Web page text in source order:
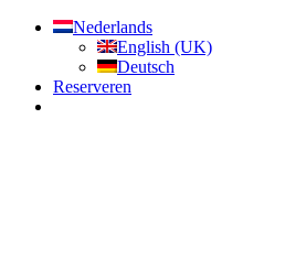
Nederlands
English (UK)
Deutsch
Reserveren